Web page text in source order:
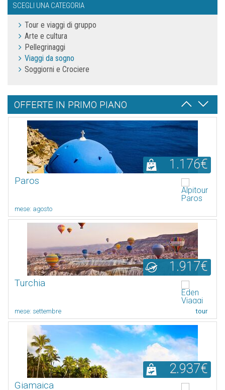
SCEGLI UNA CATEGORIA
Tour e viaggi di gruppo
Arte e cultura
Pellegrinaggi
Viaggi da sogno
Soggiorni e Crociere